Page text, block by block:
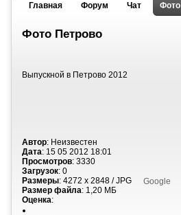
Главная Форум Чат Фото
Фото Петрово
Выпускной в Петрово 2012
Автор: Неизвестен
Дата: 15 05 2012 18:01
Просмотров: 3330
Загрузок: 0
Размеры: 4272 x 2848 / JPG
Размер файла: 1,20 МБ
Оценка:
Google